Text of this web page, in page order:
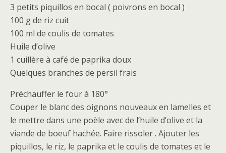
3 petits piquillos en bocal ( poivrons en bocal )
100 g de riz cuit
100 ml de coulis de tomates
Huile d’olive
1 cuillère à café de paprika doux
Quelques branches de persil frais
Préchauffer le four à 180°
Couper le blanc des oignons nouveaux en lamelles et
le mettre dans une poèle avec de l’huile d’olive et la
viande de boeuf hachée. Faire rissoler . Ajouter les
piquillos, le riz, le paprika et le coulis de tomates et le